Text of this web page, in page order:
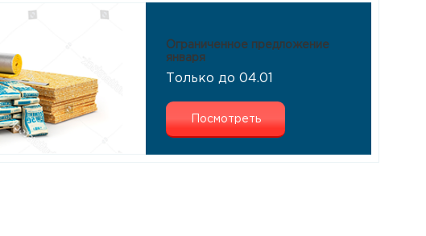
Ограниченное предложение
января
Только до 04.01
Посмотреть